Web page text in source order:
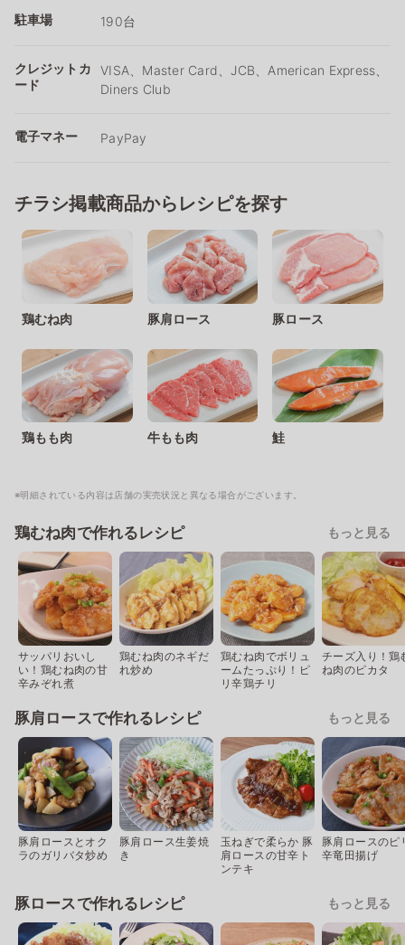
駐車場 190台
クレジットカ
ード
VISA、Master Card、JCB、American Express、
Diners Club
電子マネー PayPay
チラシ掲載商品からレシピを探す
鶏むね肉 豚肩ロース 豚ロース
鶏もも肉 牛もも肉 鮭
※明細されている内容は店舗の実売状況と異なる場合がございます。
鶏むね肉で作れるレシピ もっと見る
サッパリおいし
い！鶏むね肉の甘
辛みぞれ煮
鶏むね肉のネギだ
れ炒め
鶏むね肉でボリュ
ームたっぷり！ピ
リ辛鶏チリ
チーズ入り！鶏
ね肉のピカタ
豚肩ロースで作れるレシピ もっと見る
豚肩ロースとオク
ラのガリバタ炒め
豚肩ロース生姜焼
き
玉ねぎで柔らか 豚
肩ロースの甘辛ト
ンテキ
豚肩ロースのピ
辛竜田揚げ
豚ロースで作れるレシピ もっと見る